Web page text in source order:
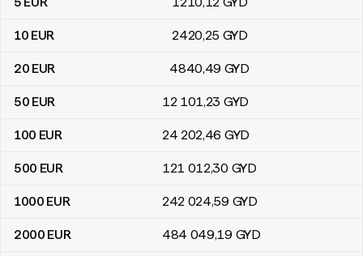
10 EUR 2420,25 GYD
20 EUR 4840,49 GYD
50 EUR 12 101,23 GYD
100 EUR 24 202,46 GYD
500 EUR 121 012,30 GYD
1000 EUR 242 024,59 GYD
2000 EUR 484 049,19 GYD